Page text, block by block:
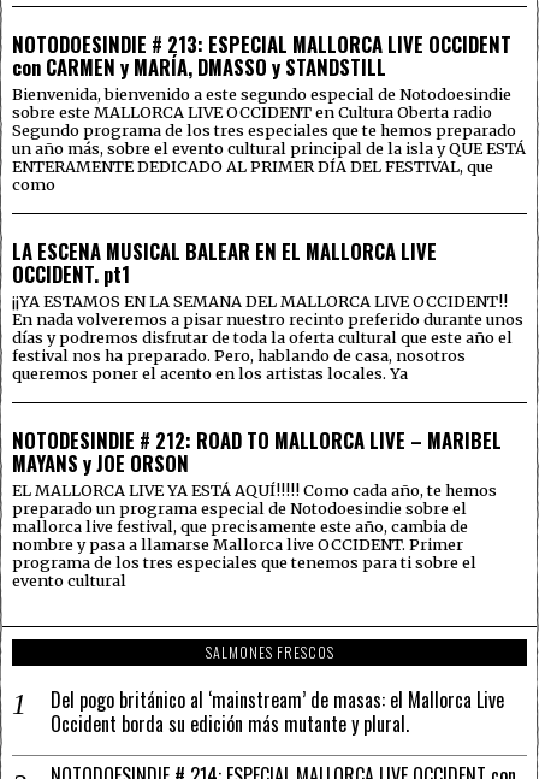
NOTODOESINDIE # 213: ESPECIAL MALLORCA LIVE OCCIDENT
con CARMEN y MARÍA, DMASSO y STANDSTILL
Bienvenida, bienvenido a este segundo especial de Notodoesindie
sobre este MALLORCA LIVE OCCIDENT en Cultura Oberta radio
Segundo programa de los tres especiales que te hemos preparado
un año más, sobre el evento cultural principal de la isla y QUE ESTÁ
ENTERAMENTE DEDICADO AL PRIMER DÍA DEL FESTIVAL, que
como
LA ESCENA MUSICAL BALEAR EN EL MALLORCA LIVE
OCCIDENT. pt1
¡¡YA ESTAMOS EN LA SEMANA DEL MALLORCA LIVE OCCIDENT!!
En nada volveremos a pisar nuestro recinto preferido durante unos
días y podremos disfrutar de toda la oferta cultural que este año el
festival nos ha preparado. Pero, hablando de casa, nosotros
queremos poner el acento en los artistas locales. Ya
NOTODESINDIE # 212: ROAD TO MALLORCA LIVE – MARIBEL
MAYANS y JOE ORSON
EL MALLORCA LIVE YA ESTÁ AQUÍ!!!!! Como cada año, te hemos
preparado un programa especial de Notodoesindie sobre el
mallorca live festival, que precisamente este año, cambia de
nombre y pasa a llamarse Mallorca live OCCIDENT. Primer
programa de los tres especiales que tenemos para ti sobre el
evento cultural
SALMONES FRESCOS
Del pogo británico al ‘mainstream’ de masas: el Mallorca Live
Occident borda su edición más mutante y plural.